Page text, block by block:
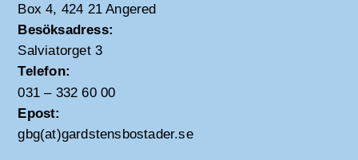
Box 4, 424 21 Angered
Besöksadress:
Salviatorget 3
Telefon:
031 – 332 60 00
Epost:
gbg(at)gardstensbostader.se